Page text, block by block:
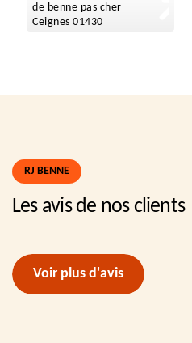
de benne pas cher
Ceignes 01430
RJ BENNE
Les avis de nos clients
Voir plus d'avis